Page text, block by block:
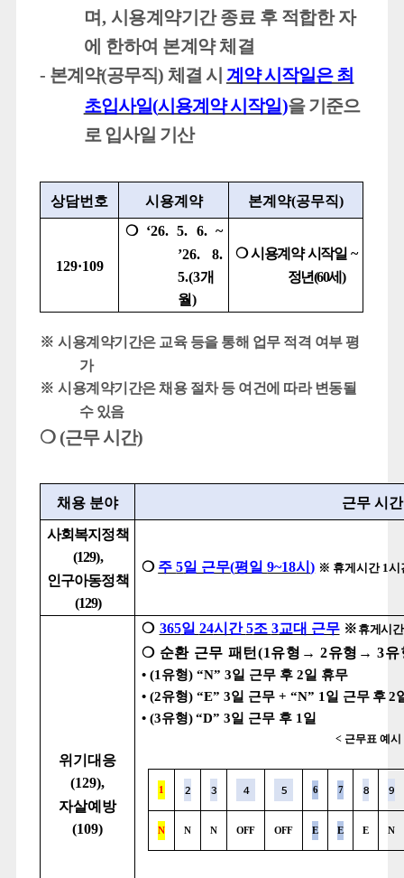
며, 시용계약기간 종료 후 적합한 자
에 한하여 본계약 체결
- 본계약(공무직) 체결 시 계약 시작일은 최
초입사일(시용계약 시작일)을 기준으
로 입사일 기산
상담번호 시용계약 본계약(공무직)
129·109
❍ ‘26. 5. 6. ~
’26. 8.
5.(3개
월)
❍시용계약 시작일~
정년(60세)
※시용계약기간은 교육 등을 통해 업무 적격 여부 평
가
※시용계약기간은 채용 절차 등 여건에 따라 변동될
수 있음
❍ (근무 시간)
채용 분야 근무 시간
사회복지정책
(129),
인구아동정책
(129)
❍ 주5일 근무(평일9~18시) ※ 휴게시간 1시
위기대응
(129),
자살예방
(109)
❍ 365일 24시간5조 3교대 근무 ※ 휴게시
❍ 순환 근무 패턴(1유형 → 2유형 →3유
•(1유형)“N” 3일 근무 후2일 휴무
•(2유형)“E” 3일 근무+ “N” 1일 근무 후2
•(3유형)“D” 3일 근무 후 1일
< 근무표 예시
1 2 3 4 5 6 7 8 9
N N N OFF OFF E E E N